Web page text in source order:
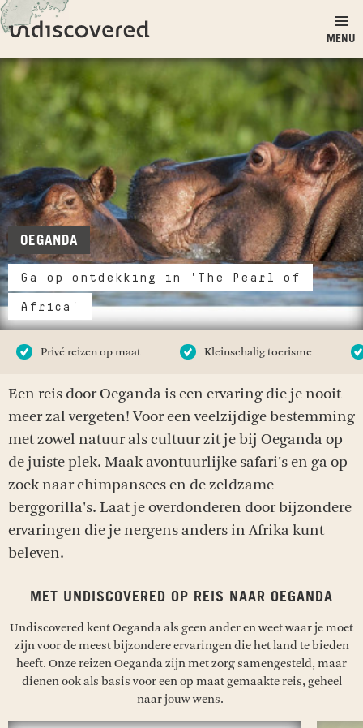
Ga naar inhoud
Undiscovered
MENU
OEGANDA
Ga op ontdekking in 'The Pearl of
Africa'
Privé reizen op maat Kleinschalig toerisme
Een reis door Oeganda is een ervaring die je nooit
meer zal vergeten! Voor een veelzijdige bestemming
met zowel natuur als cultuur zit je bij Oeganda op
de juiste plek. Maak avontuurlijke safari's en ga op
zoek naar chimpansees en de zeldzame
berggorilla's. Laat je overdonderen door bijzondere
ervaringen die je nergens anders in Afrika kunt
beleven.
MET UNDISCOVERED OP REIS NAAR OEGANDA
Undiscovered kent Oeganda als geen ander en weet waar je moet
zijn voor de meest bijzondere ervaringen die het land te bieden
heeft. Onze reizen Oeganda zijn met zorg samengesteld, maar
dienen ook als basis voor een op maat gemaakte reis, geheel
naar jouw wens.